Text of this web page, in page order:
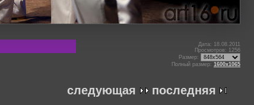
Дата: 18.08.2011
Просмотров: 1256
Размер:
Полный размер: 1600x1065
следующая последняя